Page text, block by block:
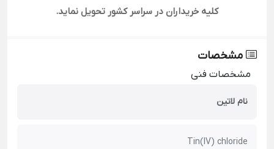
کلیه خریداران در سراسر کشور تحویل نماید.
مشخصات
مشخصات فنی
نام لاتین
Tin(IV) chloride